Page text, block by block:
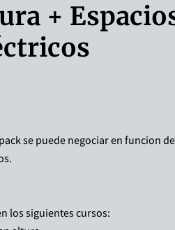
+
se puede negociar en funcion
los siguientes cursos: